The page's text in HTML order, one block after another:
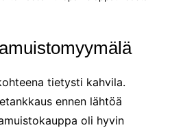
tietysti kahvila.
ennen lähtöä
oli hyvin